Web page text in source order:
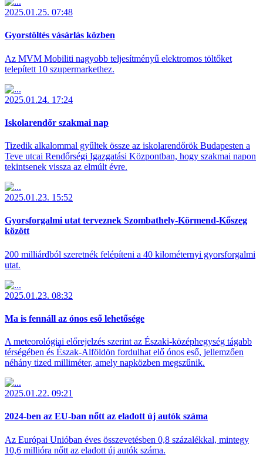
2025.01.25. 07:48
Gyorstöltés vásárlás közben
Az MVM Mobiliti nagyobb teljesítményű elektromos töltőket
telepített 10 szupermarkethez.
2025.01.24. 17:24
Iskolarendőr szakmai nap
Tizedik alkalommal gyűltek össze az iskolarendőrök Budapesten a
Teve utcai Rendőrségi Igazgatási Központban, hogy szakmai napon
tekintsenek vissza az elmúlt évre.
2025.01.23. 15:52
Gyorsforgalmi utat terveznek Szombathely-Körmend-Kőszeg
között
200 milliárdból szeretnék felépíteni a 40 kilométernyi gyorsforgalmi
utat.
2025.01.23. 08:32
Ma is fennáll az ónos eső lehetősége
A meteorológiai előrejelzés szerint az Északi-középhegység tágabb
térségében és Észak-Alföldön fordulhat elő ónos eső, jellemzően
néhány tized milliméter, amely napközben megszűnik.
2025.01.22. 09:21
2024-ben az EU-ban nőtt az eladott új autók száma
Az Európai Unióban éves összevetésben 0,8 százalékkal, mintegy
10,6 millióra nőtt az eladott új autók száma.